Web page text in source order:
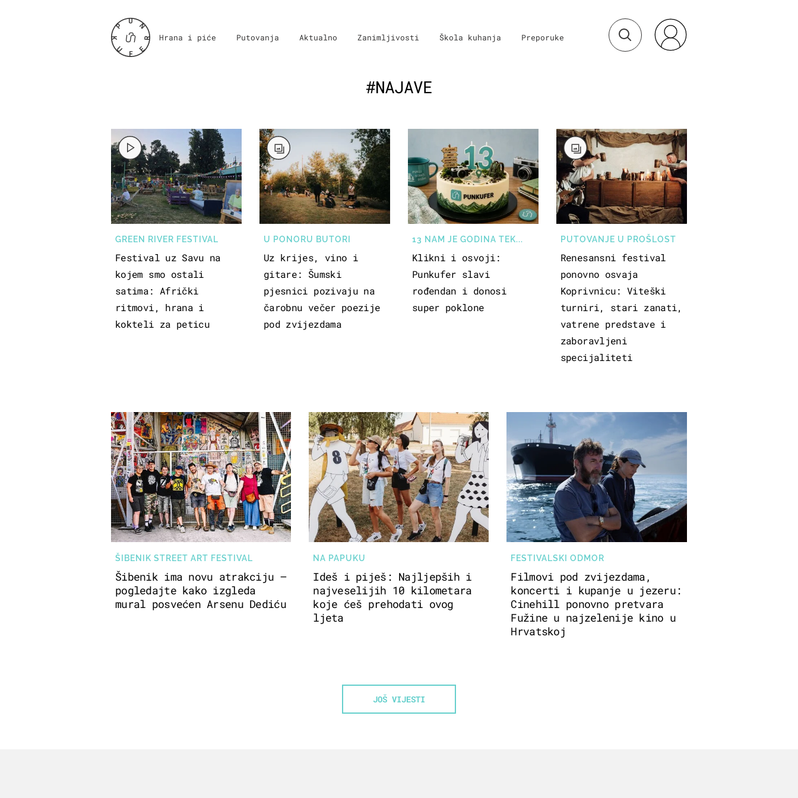
Hrana i piće Putovanja Aktualno Zanimljivosti Škola kuhanja Preporuke
#NAJAVE
GREEN RIVER FESTIVAL
Festival uz Savu na
kojem smo ostali
satima: Afrički
ritmovi, hrana i
kokteli za peticu
U PONORU BUTORI
Uz krijes, vino i
gitare: Šumski
pjesnici pozivaju na
čarobnu večer poezije
pod zvijezdama
13 NAM JE GODINA TEK...
Klikni i osvoji:
Punkufer slavi
rođendan i donosi
super poklone
PUTOVANJE U PROŠLOST
Renesansni festival
ponovno osvaja
Koprivnicu: Viteški
turniri, stari zanati,
vatrene predstave i
zaboravljeni
specijaliteti
ŠIBENIK STREET ART FESTIVAL
Šibenik ima novu atrakciju –
pogledajte kako izgleda
mural posvećen Arsenu Dediću
NA PAPUKU
Ideš i piješ: Najljepših i
najveselijih 10 kilometara
koje ćeš prehodati ovog
ljeta
FESTIVALSKI ODMOR
Filmovi pod zvijezdama,
koncerti i kupanje u jezeru:
Cinehill ponovno pretvara
Fužine u najzelenije kino u
Hrvatskoj
JOŠ VIJESTI